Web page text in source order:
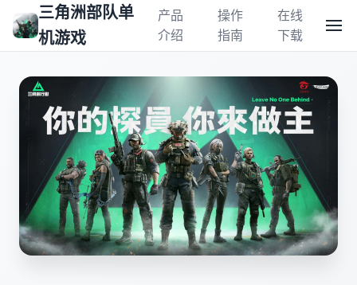
三角洲部队单
机游戏
产品
介绍
操作
指南
在线
下载